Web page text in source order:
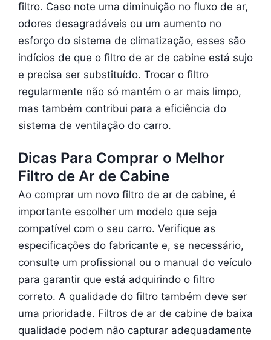
filtro. Caso note uma diminuição no fluxo de ar,
odores desagradáveis ou um aumento no
esforço do sistema de climatização, esses são
indícios de que o filtro de ar de cabine está sujo
e precisa ser substituído. Trocar o filtro
regularmente não só mantém o ar mais limpo,
mas também contribui para a eficiência do
sistema de ventilação do carro.
Dicas Para Comprar o Melhor
Filtro de Ar de Cabine
Ao comprar um novo filtro de ar de cabine, é
importante escolher um modelo que seja
compatível com o seu carro. Verifique as
especificações do fabricante e, se necessário,
consulte um profissional ou o manual do veículo
para garantir que está adquirindo o filtro
correto. A qualidade do filtro também deve ser
uma prioridade. Filtros de ar de cabine de baixa
qualidade podem não capturar adequadamente